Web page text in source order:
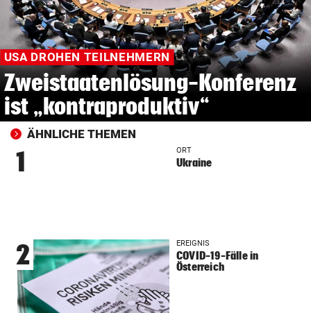
USA DROHEN TEILNEHMERN
Zweistaatenlösung-Konferenz
ist „kontraproduktiv“
ÄHNLICHE THEMEN
1 ORT
Ukraine
2 EREIGNIS
COVID-19-Fälle in
Österreich